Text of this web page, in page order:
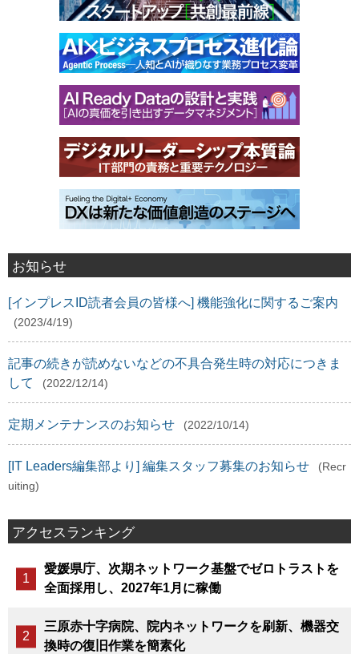
お知らせ
[インプレスID読者会員の皆様へ] 機能強化に関するご案内
(2023/4/19)
記事の続きが読めないなどの不具合発生時の対応につきま
して
(2022/12/14)
定期メンテナンスのお知らせ (2022/10/14)
[IT Leaders編集部より] 編集スタッフ募集のお知らせ
(Recr
uiting)
アクセスランキング
愛媛県庁、次期ネットワーク基盤でゼロトラストを
全面採用し、2027年1月に稼働
三原赤十字病院、院内ネットワークを刷新、機器交
換時の復旧作業を簡素化